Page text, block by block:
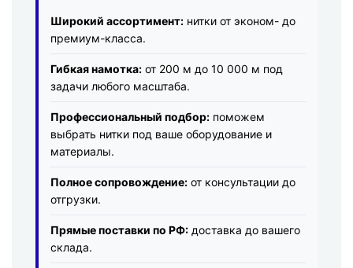
Широкий ассортимент: нитки от эконом- до
премиум-класса.
Гибкая намотка: от 200 м до 10 000 м под
задачи любого масштаба.
Профессиональный подбор: поможем
выбрать нитки под ваше оборудование и
материалы.
Полное сопровождение: от консультации до
отгрузки.
Прямые поставки по РФ: доставка до вашего
склада.